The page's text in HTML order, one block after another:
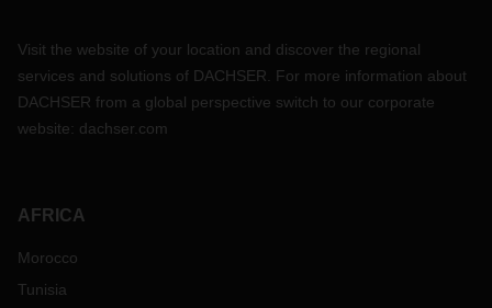
Visit the website of your location and discover the regional
services and solutions of DACHSER. For more information about
DACHSER from a global perspective switch to our corporate
website: dachser.com
AFRICA
Morocco
Tunisia